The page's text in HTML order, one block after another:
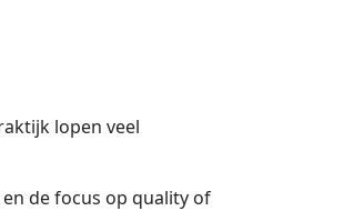
lopen veel
de focus op quality of